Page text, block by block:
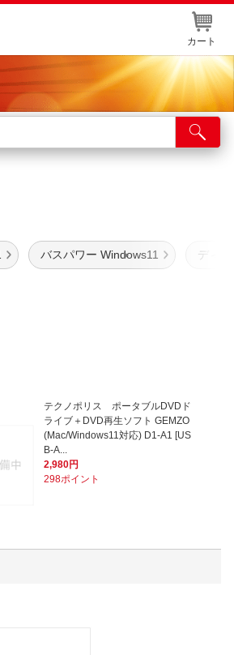
カート
バスパワー Windows11 ディ
テクノポリス ポータブルDVDド
ライブ＋DVD再生ソフト GEMZO
(Mac/Windows11対応) D1-A1 [US
B-A...
2,980円
298ポイント